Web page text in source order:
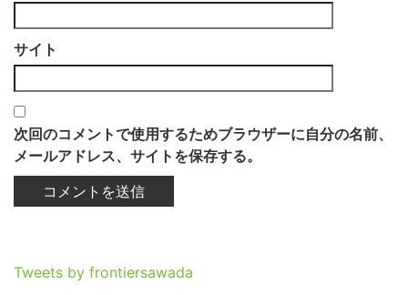
サイト
次回のコメントで使用するためブラウザーに自分の名前、
メールアドレス、サイトを保存する。
Tweets by frontiersawada